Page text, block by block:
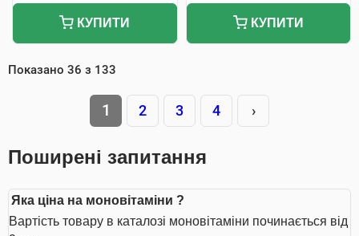
КУПИТИ КУПИТИ
Показано 36 з 133
1 2 3 4 ›
Поширені запитання
Яка ціна на моновітаміни ?
Вартість товару в каталозі моновітаміни починається від